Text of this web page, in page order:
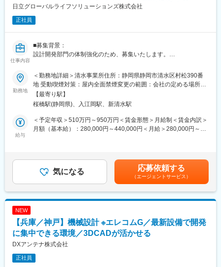
日立グローバルライフソリューションズ株式会社
正社員
仕事内容
■募集背景：
設計開発部門の体制強化のため、募集いたします。
■組織：
・空調機設計部
人員構成：空調機設計部の年齢層は、20代から60代まで幅広いで
す。
部長から担当者まで職位による隔たりが無く、風通しのよい職場
環境です。
働き方：週1～2回の在宅勤務は相談可。
※店舗用・オフィス用エアコン、ビル用マルチエアコン、設備用パ
■職務内容：
パッケージエアコンの設計開発業務を担っていただきます。ご自
■具体的には：
・パッケージエアコンの設計・開発
・冷凍サイクルの設計・機能設計
勤務地
＜勤務地詳細＞清水事業所住所：静岡県静岡市清水区村松390番
地 受動喫煙対策：屋内全面禁煙変更の範囲：会社の定める場所
（在宅勤務及びサテライトオフィス勤務制度に定める就業場所を
含む)
【最寄り駅】
桜橋駅(静岡県)、入江岡駅、新清水駅
給与
＜予定年収＞510万円～950万円＜賃金形態＞月給制＜賃金内訳＞
月額（基本給）：280,000円～440,000円＜月給＞280,000円～
能性があります。月給(月額)は固定手当を含めた表記です。
気になる 応募依頼する
（エージェントサービス）
NEW
【兵庫／神戸】機械設計 ※エレコムG／最新設備で開発
に集中できる環境／3DCADが活かせる
DXアンテナ株式会社
正社員